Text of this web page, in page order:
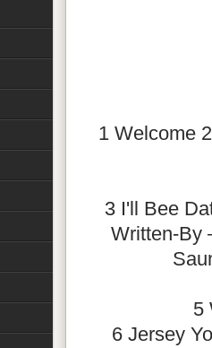
1 Welcome
3 I'll Bee
Written-By
5
6 Jersey